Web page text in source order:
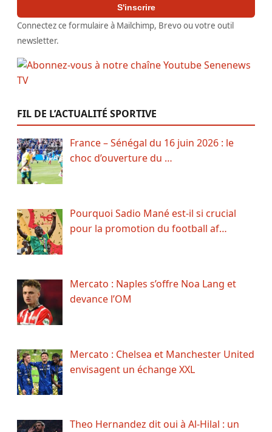
S'inscrire
Connectez ce formulaire à Mailchimp, Brevo ou votre outil
newsletter.
FIL DE L’ACTUALITÉ SPORTIVE
France – Sénégal du 16 juin 2026 : le
choc d’ouverture du …
Pourquoi Sadio Mané est-il si crucial
pour la promotion du football af…
Mercato : Naples s’offre Noa Lang et
devance l’OM
Mercato : Chelsea et Manchester United
envisagent un échange XXL
Theo Hernandez dit oui à Al-Hilal : un